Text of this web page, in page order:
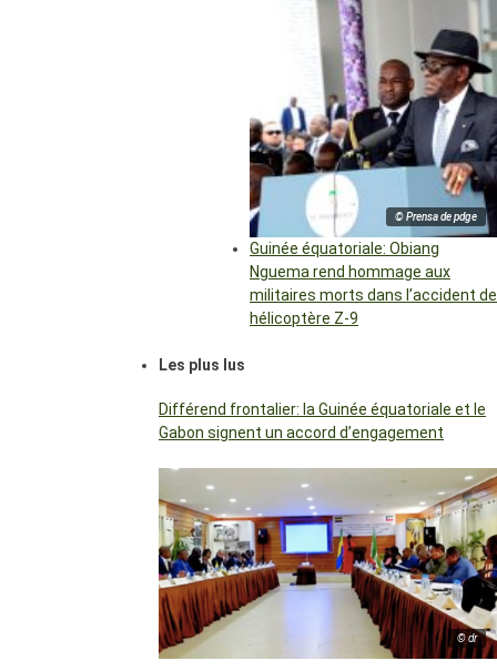
© Prensa de pdge
Guinée équatoriale: Obiang
Nguema rend hommage aux
militaires morts dans l’accident de
hélicoptère Z-9
Les plus lus
Différend frontalier: la Guinée équatoriale et le
Gabon signent un accord d’engagement
© dr